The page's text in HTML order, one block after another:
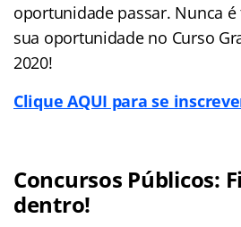
oportunidade passar. Nunca é
sua oportunidade no Curso
2020!
Clique AQUI para se
Concursos Públicos:
dentro!